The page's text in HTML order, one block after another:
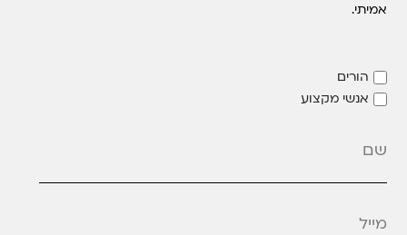
אמיתי.
הורים
אנשי מקצוע